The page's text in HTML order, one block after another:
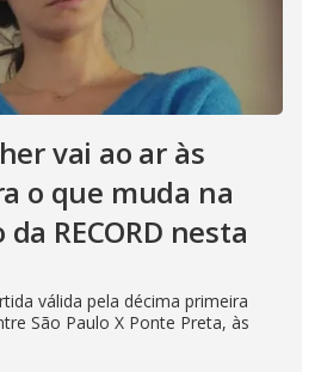
vai ao ar às
o que muda na
RECORD nesta
válida pela décima primeira
São Paulo X Ponte Preta, às